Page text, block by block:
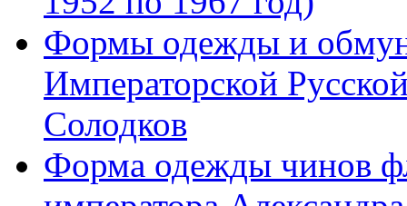
Формы одежды и
Императорской
Солодков
Форма одежды чинов